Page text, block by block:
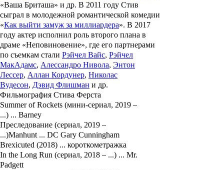
«Ваша Бриташа» и др. В 2011 году Стив
сыграл в молодежной романтической комедии
«Как выйти замуж за миллиардера». В 2017
году актер исполнил роль второго плана в
драме «Неповиновение», где его партнерами
по съемкам стали Рэйчел Вайс, Рэйчел
МакАдамс, Алессандро Нивола, Энтон
Лессер, Аллан Кордунер, Николас
Вудесон, Дэвид Флишман и др.
Фильмография Стива Ферста
Summer of Rockets (мини-сериал, 2019 –
...) ... Barney
Преследование (сериал, 2019 –
...)Manhunt ... DC Gary Cunningham
Brexicuted (2018) ... короткометражка
In the Long Run (сериал, 2018 – ...) ... Mr.
Padgett